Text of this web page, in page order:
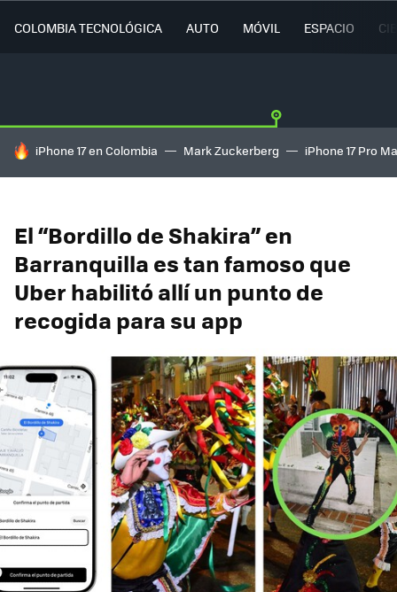
COLOMBIA TECNOLÓGICA AUTO MÓVIL ESPACIO
HOY SE HABLA DE
iPhone 17 en Colombia Mark Zuckerberg iPhone 17 Pro
El “Bordillo de Shakira” en
Barranquilla es tan famoso que
Uber habilitó allí un punto de
recogida para su app